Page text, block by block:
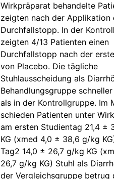
Wirkpräparat behandelte
zeigten nach der Applikation
Durchfallstopp. In der
zeigten 4/13 Patienten einen
Durchfallstopp nach der
von Placebo. Die tägliche
Stuhlausscheidung als Diarrhö
Behandlungsgruppe schneller
als in der Kontrollgruppe. Im
schieden Patienten unter
am ersten Studientag 21,4 ±
KG (xmed 4,0 ± 38,6 g/kg KG)
Tag2 14,0 ± 26,7 g/kg KG
26,7 g/kg KG) Stuhl als Diarrhö
der Vergleichsgruppe betrug